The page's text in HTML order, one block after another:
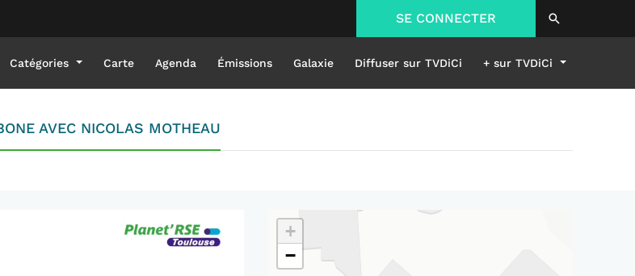
SE CONNECTER
Catégories Carte Agenda Émissions Galaxie Diffuser sur TVDiCi + sur TVDiCi
AVEC NICOLAS MOTHEAU
+
−